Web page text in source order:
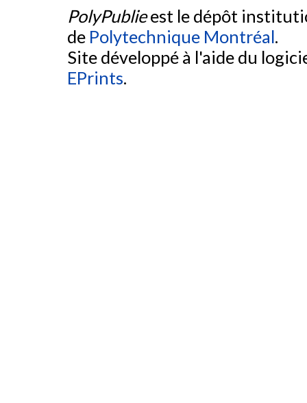
PolyPublieest le dépôt
de Polytechnique Montréal.
Site développé à l'aide du
EPrints.